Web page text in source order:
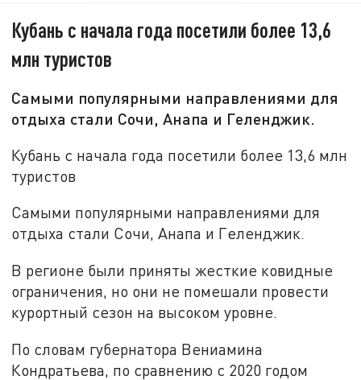
Кубань с начала года посетили более 13,6
млн туристов
Самыми популярными направлениями для
отдыха стали Сочи, Анапа и Геленджик.
Кубань с начала года посетили более 13,6 млн
туристов
Самыми популярными направлениями для
отдыха стали Сочи, Анапа и Геленджик.
В регионе были приняты жесткие ковидные
ограничения, но они не помешали провести
курортный сезон на высоком уровне.
По словам губернатора Вениамина
Кондратьева, по сравнению с 2020 годом